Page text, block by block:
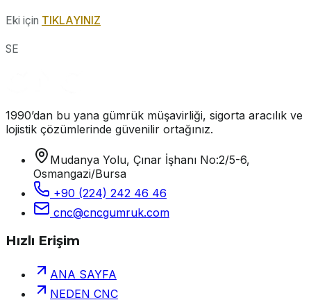
Eki için TIKLAYINIZ
SE
1990’dan bu yana gümrük müşavirliği, sigorta aracılık ve
lojistik çözümlerinde güvenilir ortağınız.
Mudanya Yolu, Çınar İşhanı No:2/5-6,
Osmangazi/Bursa
+90 (224) 242 46 46
cnc@cncgumruk.com
Hızlı Erişim
ANA SAYFA
NEDEN CNC